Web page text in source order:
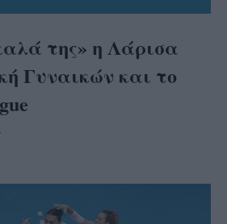
της» η Λάρισα
Γυναικών και το